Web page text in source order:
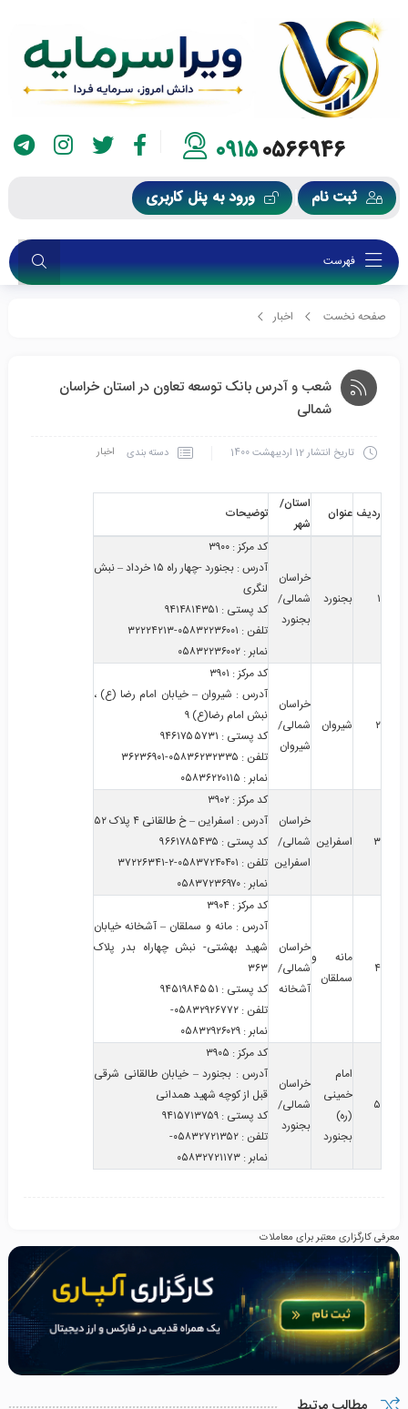
09150566946
ثبت نام ورود به پنل کاربری
فهرست
صفحه نخست اخبار
شعب و آدرس بانک توسعه تعاون در استان خراسان
شمالی
تاریخ انتشار12 اردیبهشت 1400 دسته بندی اخبار
ردیف عنوان
استان/
شهر
توضیحات
۱ بجنورد
خراسان
شمالی/
بجنورد
کد مرکز : ۳۹۰۰
آدرس :
بجنورد -چهار راه ۱۵ خرداد – نبش
لنگری
کد پستی : ۹۴۱۴۸۱۴۳۵۱
تلفن : ۰۵۸۳۲۲۳۶۰۰۱-۳۲۲۲۴۲۱۳
نمابر : ۰۵۸۳۲۲۳۶۰۰۲
۲ شیروان
خراسان
شمالی/
شیروان
کد مرکز : ۳۹۰۱
آدرس : شیروان – خیابان امام رضا (ع) ،
نبش امام رضا(ع) ۹
کد پستی : ۹۴۶۱۷۵۵۷۳۱
تلفن : ۰۵۸۳۶۲۳۲۳۳۵-۳۶۲۳۶۹۰۱
نمابر : ۰۵۸۳۶۲۲۰۱۱۵
۳ اسفراین
خراسان
شمالی/
اسفراین
کد مرکز : ۳۹۰۲
آدرس : اسفراین – خ طالقانی ۴ پلاک ۵۲
کد پستی : ۹۶۶۱۷۸۵۴۳۵
تلفن : ۰۵۸۳۷۲۴۰۴۰۱-۲-۳۷۲۲۶۳۴۱
نمابر : ۰۵۸۳۷۲۳۶۹۷۰
۴
مانه و
سملقان
خراسان
شمالی/
آشخانه
کد مرکز : ۳۹۰۴
آدرس:مانه و سملقان – آشخانه خیابان
شهید بهشتی- نبش چهاراه بدر پلاک
۳۶۳
کد پستی : ۹۴۵۱۹۸۴۵۵۱
تلفن : ۰۵۸۳۲۹۲۶۷۷۲-
نمابر : ۰۵۸۳۲۹۲۶۰۲۹
۵
امام
خمینی
(ره)
بجنورد
خراسان
شمالی/
بجنورد
کد مرکز : ۳۹۰۵
آدرس : بجنورد – خیابان طالقانی شرقی
قبل از کوچه شهید همدانی
کد پستی : ۹۴۱۵۷۱۳۷۵۹
تلفن : ۰۵۸۳۲۷۲۱۳۵۲-
نمابر : ۰۵۸۳۲۷۲۱۱۷۳
معرفی کارگزاری معتبر برای معاملات